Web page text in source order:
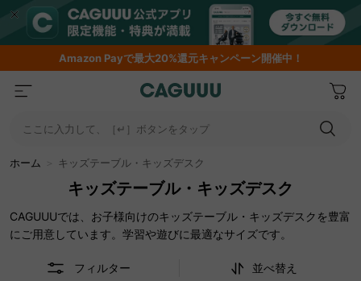
AmazonPayで最大20%還元キャンペーン開催中！
ここに入力して、［↵］ボタンをタップ
ホーム キッズテーブル・キッズデスク
キッズテーブル・キッズデスク
CAGUUUでは、お子様向けのキッズテーブル・キッズデスクを豊富
にご用意しています。学習や遊びに最適なサイズです。
フィルター 並べ替え